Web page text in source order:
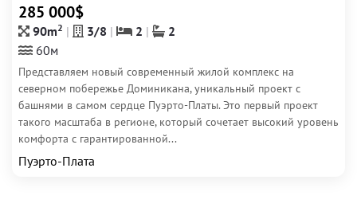
285 000$
90m2 3/8 2
2
60м
Представляем новый современный жилой комплекс на
северном побережье Доминикана, уникальный проект с
башнями в самом сердце Пуэрто-Платы. Это первый проект
такого масштаба в регионе, который сочетает высокий уровень
комфорта с гарантированной...
Пуэрто-Плата